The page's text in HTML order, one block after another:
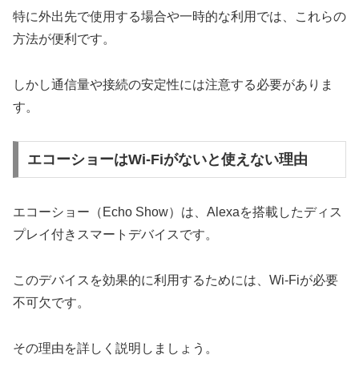
特に外出先で使用する場合や一時的な利用では、これらの
方法が便利です。
しかし通信量や接続の安定性には注意する必要がありま
す。
エコーショーはWi-Fiがないと使えない理由
エコーショー（Echo Show）は、Alexaを搭載したディス
プレイ付きスマートデバイスです。
このデバイスを効果的に利用するためには、Wi-Fiが必要
不可欠です。
その理由を詳しく説明しましょう。